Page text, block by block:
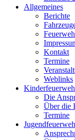
Allgemeines
Berichte
Kontakt
Termine
Weblinks
Die
Über die
Termine